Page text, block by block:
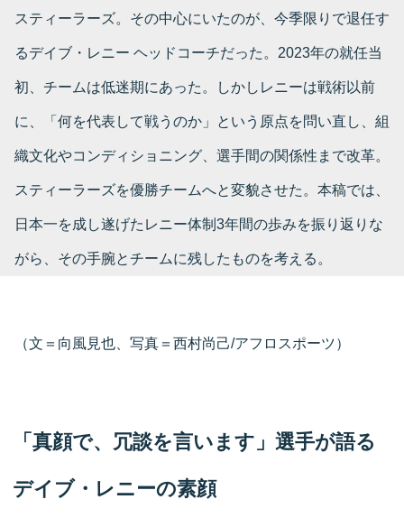
スティーラーズ。その中心にいたのが、今季限りで退任す
るデイブ・レニー ヘッドコーチだった。2023年の就任当
初、チームは低迷期にあった。しかしレニーは戦術以前
に、「何を代表して戦うのか」という原点を問い直し、組
織文化やコンディショニング、選手間の関係性まで改革。
スティーラーズを優勝チームへと変貌させた。本稿では、
日本一を成し遂げたレニー体制3年間の歩みを振り返りな
がら、その手腕とチームに残したものを考える。
（文＝向風見也、写真＝西村尚己/アフロスポーツ）
「真顔で、冗談を言います」選手が語る
デイブ・レニーの素顔